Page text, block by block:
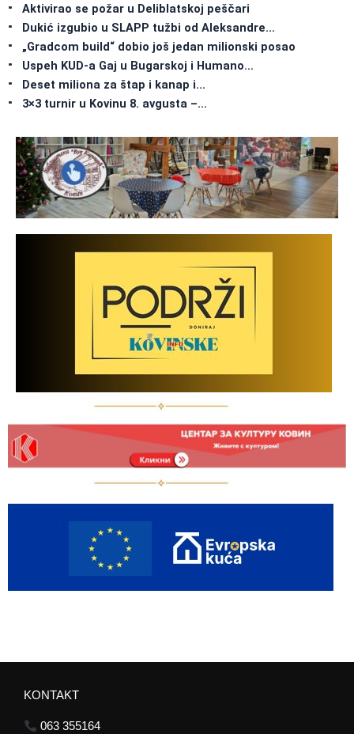
Aktivirao se požar u Deliblatskoj peščari
Dukić izgubio u SLAPP tužbi od Aleksandre…
„Gradcom build“ dobio još jedan milionski posao
Uspeh KUD-a Gaj u Bugarskoj i Humano…
Deset miliona za štap i kanap i…
3×3 turnir u Kovinu 8. avgusta –…
KONTAKT
063 355164